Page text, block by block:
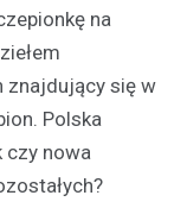
na
znajdujący się w
Polska
czy nowa